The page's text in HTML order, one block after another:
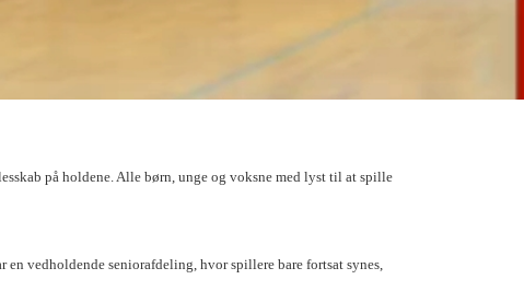
på holdene. Alle børn, unge og voksne med lyst til at spille
vedholdende seniorafdeling, hvor spillere bare fortsat synes,